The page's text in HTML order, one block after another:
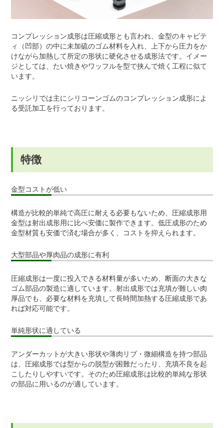
コンプレッション成形は圧縮成形とも言われ、金型のキャビテ
ィ（凹部）の中に未加硫のゴム材料を入れ、上下から圧力をか
けながら加熱して所定の形状に硬化させる成形法です。イメー
ジとしては、たい焼きやワッフルを型で挟んで焼く工程に似て
います。
ニッシリでは主にシリコーンゴムのコンプレッション成形によ
る受託加工を行っております。
特徴
金型コストが低い
構造が比較的単純で高圧に耐える必要もないため、圧縮成形用
金型は射出成形用に比べ安価に製作できます。低圧成形のため
金型材質も安価で済む場合が多く、コストを抑えられます。
大型部品や厚肉品の成形に有利
圧縮成形は一度に投入できる材料量が多いため、断面の大きな
ゴム部品の製造に適しています。射出成形では充填が難しい肉
厚品でも、必要な材料を充填して長時間加熱する圧縮成形であ
れば対応可能です。
単純形状に適している
アンダーカットが大きい形状や薄肉リブ・微細構造を持つ部品
は、圧縮成形では型からの脱型が困難だったり、充填不良を起
こしたりしやすいです。そのため圧縮成形は比較的単純な形状
の部品に用いるのが適しています。